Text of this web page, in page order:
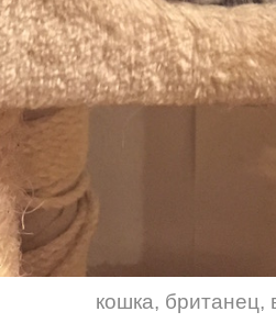
кошка, британец,